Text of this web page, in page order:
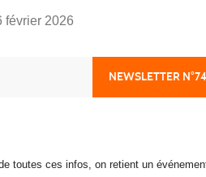
février 2026
NEWSLETTER
toutes ces infos, on retient un